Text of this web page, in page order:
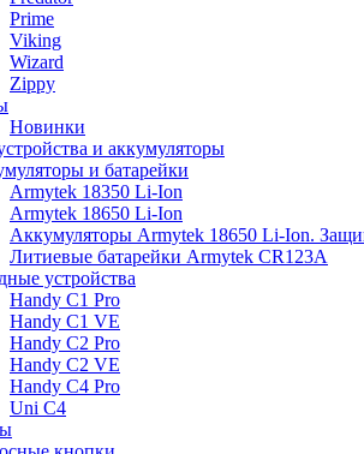
Prime
Viking
Wizard
Zippy
Новинки
и аккумуляторы
и батарейки
Armytek 18350 Li-Ion
Armytek 18650 Li-Ion
Аккумуляторы Armytek 18650 Li-Ion.
Литиевые батарейки Armytek CR123A
устройства
Handy C1 Pro
Handy C1 VE
Handy C2 Pro
Handy C2 VE
Handy C4 Pro
Uni C4